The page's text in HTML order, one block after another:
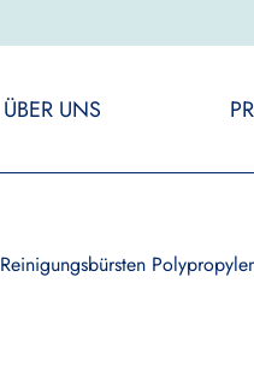
ÜBER UNS
Reinigungsbürsten